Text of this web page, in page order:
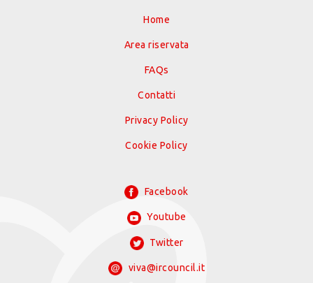
Home
Area riservata
FAQs
Contatti
Privacy Policy
Cookie Policy
Facebook
Youtube
Twitter
viva@ircouncil.it